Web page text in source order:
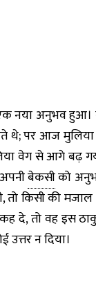
अनुभव हुआ।
थे; पर आज
वेग से आगे बढ़
बेकसीको
तो किसी की
दे, तो वह इस
उत्तर न दिया।